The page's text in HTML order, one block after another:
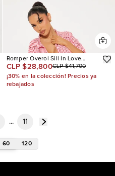
Romper Overol Sill In Love
Gingham
CLP $28,800CLP $41,700
¡30% en la colección! Precios ya
rebajados
... 11
60 120